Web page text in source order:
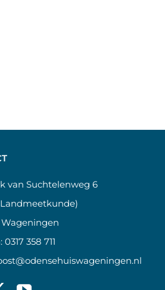
van Suchtelenweg 6
Wageningen
0317 358 711